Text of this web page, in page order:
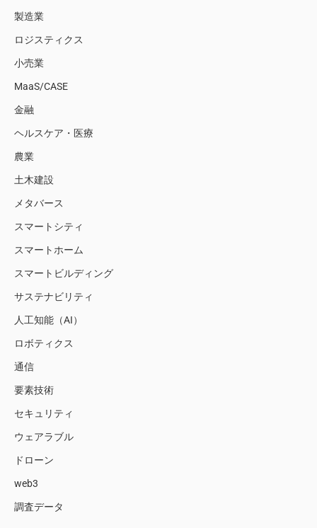
製造業
ロジスティクス
小売業
MaaS/CASE
金融
ヘルスケア・医療
農業
土木建設
メタバース
スマートシティ
スマートホーム
スマートビルディング
サステナビリティ
人工知能（AI）
ロボティクス
通信
要素技術
セキュリティ
ウェアラブル
ドローン
web3
調査データ